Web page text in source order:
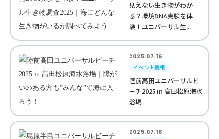
見えない生き物がわか
る？環境DNA実験を体
験！ユニバーサル生...
2025.07.16
イベント情報
陸前高田ユニバーサルビ
ーチ2025 in 高田松原海水
浴場｜...
2025.07.16